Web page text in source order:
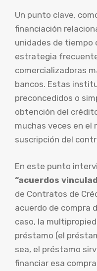
Un punto clave,
financiación
unidades de tiempo
estrategia
comercializadoras
bancos. Estas
preconcedidos o
obtención del
muchas veces en el
suscripción del
En este punto
“acuerdos
de Contratos de
acuerdo de compra
caso, la
préstamo (el
sea, el préstamo
financiar esa